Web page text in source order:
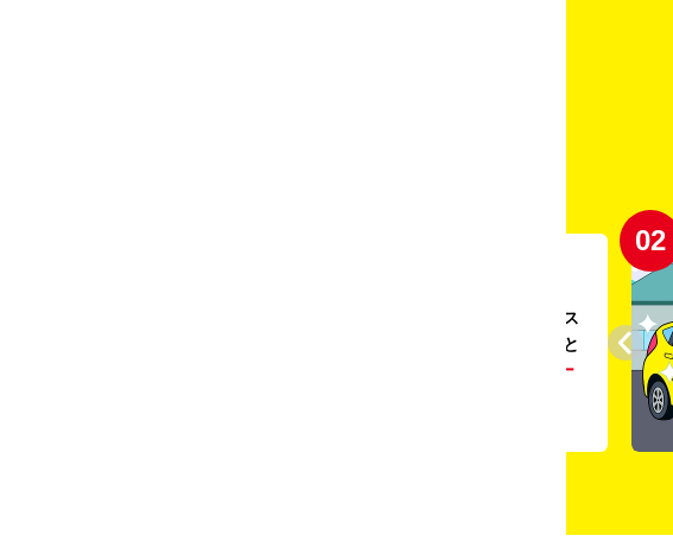
。ガソリンス
タンドや整備工場の既存インフラを活用すること
リー
02